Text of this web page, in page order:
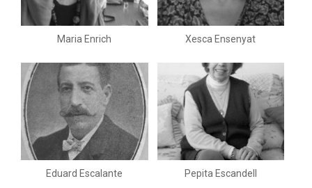
Maria Enrich Xesca Ensenyat
Eduard Escalante Pepita Escandell